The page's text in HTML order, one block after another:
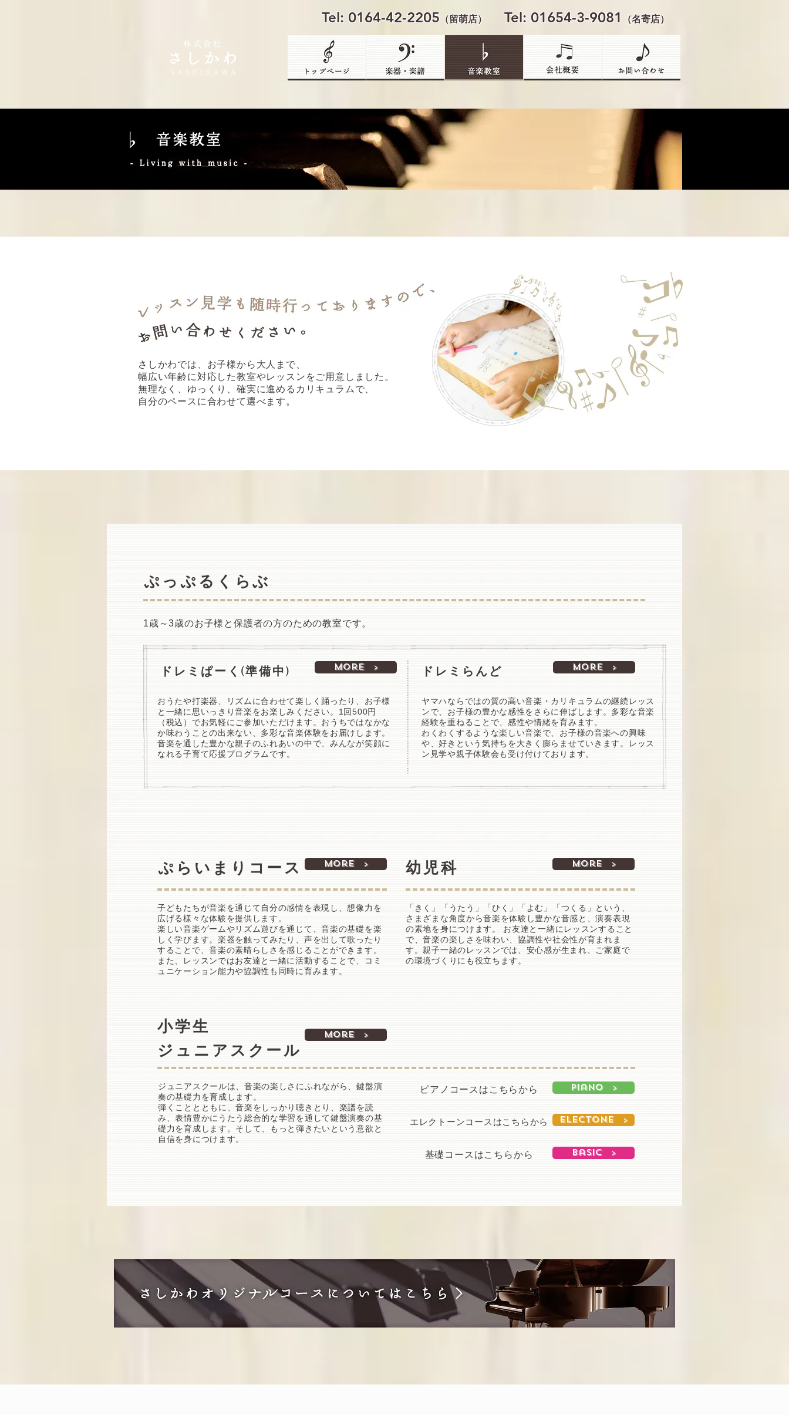
​Tel: 0164-42-2205（留萌店） ​Tel: 01654-3-9081 （名寄店）
さしかわでは、お子様から大人まで、
幅広い年齢に対応した教室やレッスンをご用意しました。
無理なく、ゆっくり、確実に進めるカリキュラムで、
自分のペースに合わせて選べます。
More >
​ドレミぱーく(準備中) ​ドレミらんど
ヤマハならではの質の高い音楽・カリキュラムの継続レッス
ンで、お子様の豊かな感性をさらに伸ばします。多彩な音楽
経験を重ねることで、感性や情緒を育みます。
わくわくするような楽しい音楽で、お子様の音楽への興味
や、好きという気持ちを大きく膨らませていきます。レッス
ン見学や親子体験会も受け付けております。
More >
おうたや打楽器、リズムに合わせて楽しく踊ったり、お子様
と一緒に思いっきり音楽をお楽しみください。1回500円
（税込）でお気軽にご参加いただけます。おうちではなかな
か味わうことの出来ない、多彩な音楽体験をお届けします。
音楽を通した豊かな親子のふれあいの中で、みんなが笑顔に
なれる子育て応援プログラムです。
​ぷらいまりコース More >
子どもたちが音楽を通じて自分の感情を表現し、想像力を
広げる様々な体験を提供します。
楽しい音楽ゲームやリズム遊びを通じて、音楽の基礎を楽
しく学びます。楽器を触ってみたり、声を出して歌ったり
することで、音楽の素晴らしさを感じることができます。
また、レッスンではお友達と一緒に活動することで、コミ
ュニケーション能力や協調性も同時に育みます。
​幼児科 More >
「きく」「うたう」「ひく」「よむ」「つくる」という、
さまざまな角度から音楽を体験し豊かな音感と、演奏表現
の素地を身につけます。 お友達と一緒にレッスンすること
で、音楽の楽しさを味わい、協調性や社会性が育まれま
す。親子一緒のレッスンでは、安心感が生まれ、ご家庭で
の環境づくりにも役立ちます。
小学生
​ジュニアスクール
More >
ジュニアスクールは、音楽の楽しさにふれながら、鍵盤演
奏の基礎力を育成します。
弾くこととともに、音楽をしっかり聴きとり、楽譜を読
み、表情豊かにうたう総合的な学習を通して鍵盤演奏の基
礎力を育成します。そして、もっと弾きたいという意欲と
自信を身につけます。
​ピアノコースはこちらから Piano >
エレクトーンコースはこちらから Electone >
​基礎コースはこちらから Basic >
​ぷっぷるくらぶ
1歳～3歳のお子様と保護者の方のための教室です。